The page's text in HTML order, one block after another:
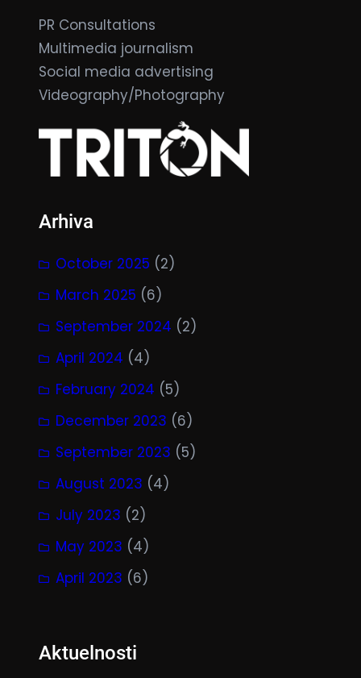
PR Consultations
Multimedia journalism
Social media advertising
Videography/Photography
Arhiva
October 2025 (2)
March 2025 (6)
September 2024 (2)
April 2024 (4)
February 2024 (5)
December 2023 (6)
September 2023 (5)
August 2023 (4)
July 2023 (2)
May 2023 (4)
April 2023 (6)
Aktuelnosti